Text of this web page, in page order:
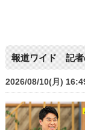
報道ワイド 記者
2026/08/10(月)